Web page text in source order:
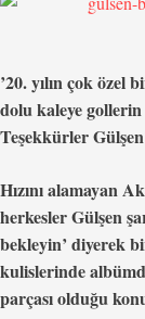
’20. yılın çok özel
dolu kaleye
Teşekkürler
Hızını alamayan
herkesler Gülşen
bekleyin’ diyerek
kulislerinde
parçası olduğu